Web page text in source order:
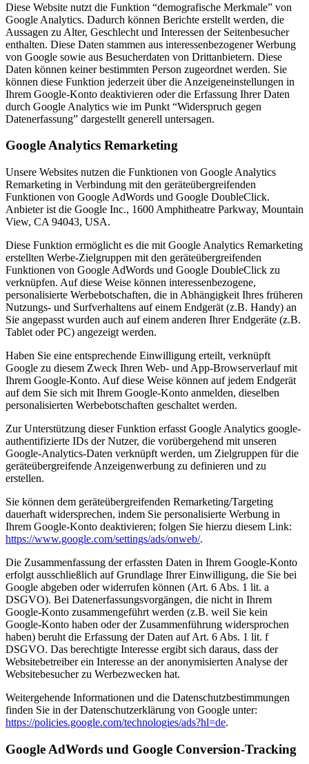
Diese Website nutzt die Funktion “demografische Merkmale” von
Google Analytics. Dadurch können Berichte erstellt werden, die
Aussagen zu Alter, Geschlecht und Interessen der Seitenbesucher
enthalten. Diese Daten stammen aus interessenbezogener Werbung
von Google sowie aus Besucherdaten von Drittanbietern. Diese
Daten können keiner bestimmten Person zugeordnet werden. Sie
können diese Funktion jederzeit über die Anzeigeneinstellungen in
Ihrem Google-Konto deaktivieren oder die Erfassung Ihrer Daten
durch Google Analytics wie im Punkt “Widerspruch gegen
Datenerfassung” dargestellt generell untersagen.
Google Analytics Remarketing
Unsere Websites nutzen die Funktionen von Google Analytics
Remarketing in Verbindung mit den geräteübergreifenden
Funktionen von Google AdWords und Google DoubleClick.
Anbieter ist die Google Inc., 1600 Amphitheatre Parkway, Mountain
View, CA 94043, USA.
Diese Funktion ermöglicht es die mit Google Analytics Remarketing
erstellten Werbe-Zielgruppen mit den geräteübergreifenden
Funktionen von Google AdWords und Google DoubleClick zu
verknüpfen. Auf diese Weise können interessenbezogene,
personalisierte Werbebotschaften, die in Abhängigkeit Ihres früheren
Nutzungs- und Surfverhaltens auf einem Endgerät (z.B. Handy) an
Sie angepasst wurden auch auf einem anderen Ihrer Endgeräte (z.B.
Tablet oder PC) angezeigt werden.
Haben Sie eine entsprechende Einwilligung erteilt, verknüpft
Google zu diesem Zweck Ihren Web- und App-Browserverlauf mit
Ihrem Google-Konto. Auf diese Weise können auf jedem Endgerät
auf dem Sie sich mit Ihrem Google-Konto anmelden, dieselben
personalisierten Werbebotschaften geschaltet werden.
Zur Unterstützung dieser Funktion erfasst Google Analytics google-
authentifizierte IDs der Nutzer, die vorübergehend mit unseren
Google-Analytics-Daten verknüpft werden, um Zielgruppen für die
geräteübergreifende Anzeigenwerbung zu definieren und zu
erstellen.
Sie können dem geräteübergreifenden Remarketing/Targeting
dauerhaft widersprechen, indem Sie personalisierte Werbung in
Ihrem Google-Konto deaktivieren; folgen Sie hierzu diesem Link:
https://www.google.com/settings/ads/onweb/.
Die Zusammenfassung der erfassten Daten in Ihrem Google-Konto
erfolgt ausschließlich auf Grundlage Ihrer Einwilligung, die Sie bei
Google abgeben oder widerrufen können (Art. 6 Abs. 1 lit. a
DSGVO). Bei Datenerfassungsvorgängen, die nicht in Ihrem
Google-Konto zusammengeführt werden (z.B. weil Sie kein
Google-Konto haben oder der Zusammenführung widersprochen
haben) beruht die Erfassung der Daten auf Art. 6 Abs. 1 lit. f
DSGVO. Das berechtigte Interesse ergibt sich daraus, dass der
Websitebetreiber ein Interesse an der anonymisierten Analyse der
Websitebesucher zu Werbezwecken hat.
Weitergehende Informationen und die Datenschutzbestimmungen
finden Sie in der Datenschutzerklärung von Google unter:
https://policies.google.com/technologies/ads?hl=de.
Google AdWords und Google Conversion-Tracking